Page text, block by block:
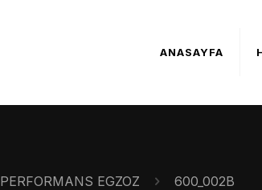
ANASAYFA
PERFORMANS EGZOZ 600_002B